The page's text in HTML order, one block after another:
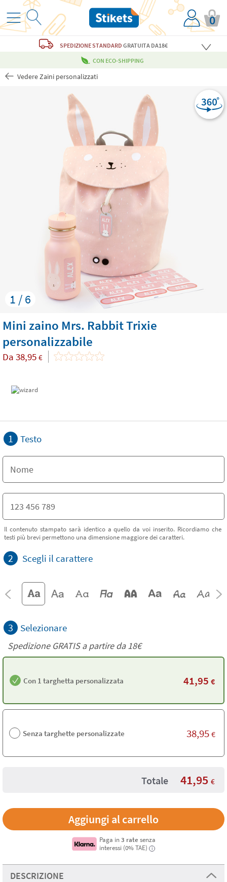
0
SPEDIZIONE STANDARD GRATUITADA18€
CON ECO-SHIPPING
Vedere Zaini personalizzati
1 / 6
Mini zaino Mrs. Rabbit Trixie
personalizzabile
Da 38,95 €
1 Testo
Il contenuto stampato sarà identico a quello da voi inserito. Ricordiamo che
testi più brevi permettono una dimensione maggiore dei caratteri.
2 Scegli il carattere
3 Selezionare
Spedizione GRATIS a partire da18€
Con 1 targhetta personalizzata 41,95 €
Senza targhette personalizzate 38,95 €
Totale 41,95 €
Paga in 3 rate senza
interessi (0% TAE)
i
DESCRIZIONE